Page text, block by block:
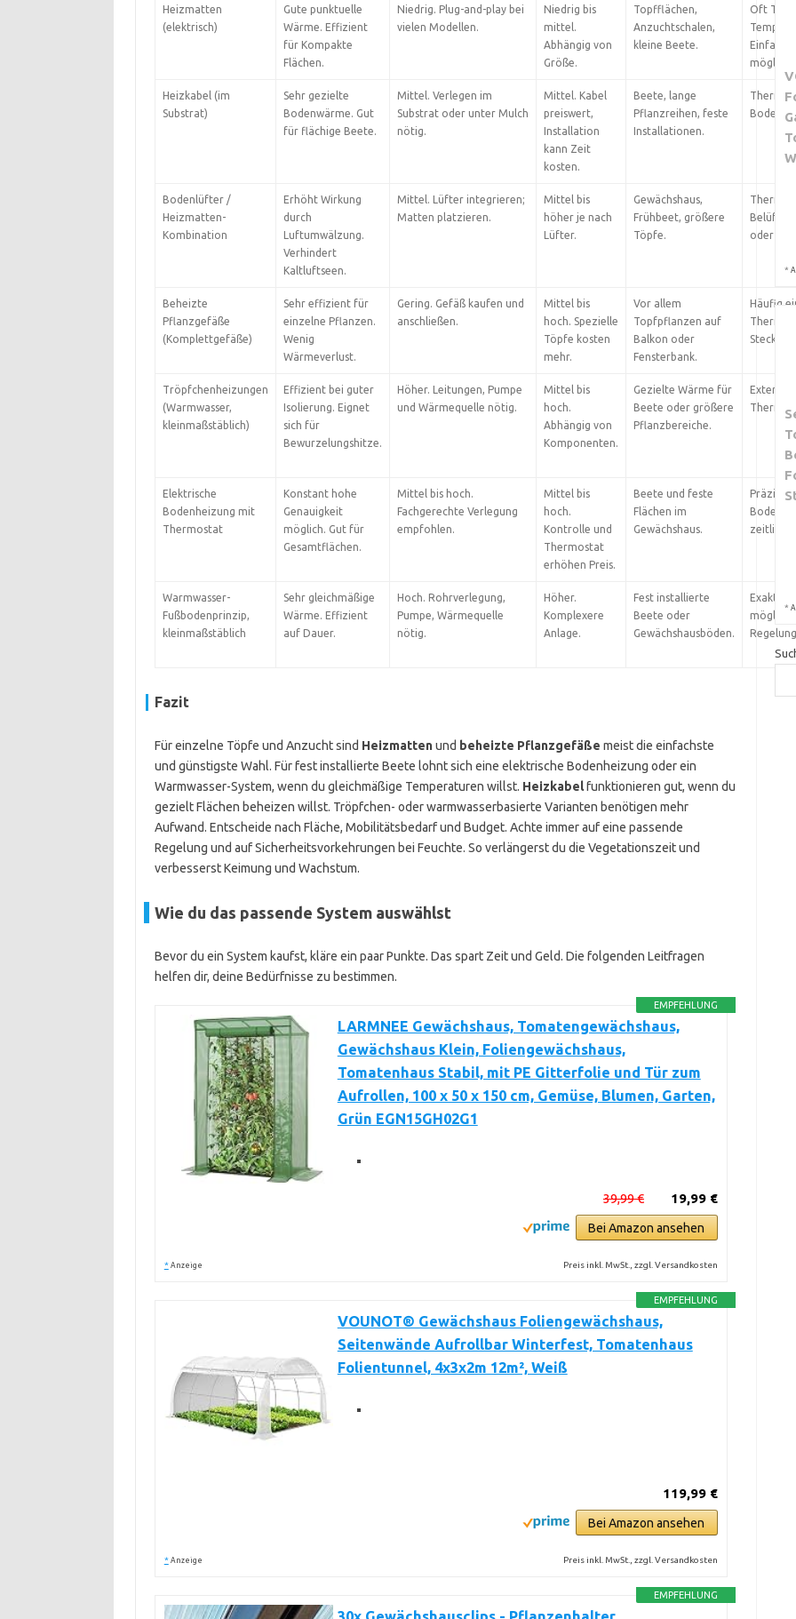
Heizmatten
(elektrisch)
Gute punktuelle
Wärme. Effizient
für Kompakte
Flächen.
Niedrig. Plug-and-play bei
vielen Modellen.
Niedrig bis
mittel.
Abhängig von
Größe.
Topfflächen,
Anzuchtschalen,
kleine Beete.
Oft
Einfache
möglich.
Heizkabel (im
Substrat)
Sehr gezielte
Bodenwärme. Gut
für flächige Beete.
Mittel. Verlegen im
Substrat oder unter Mulch
nötig.
Mittel. Kabel
preiswert,
Installation
kann Zeit
kosten.
Beete, lange
Pflanzreihen, feste
Installationen.
Bodenlüfter /
Heizmatten-
Kombination
Erhöht Wirkung
durch
Luftumwälzung.
Verhindert
Kaltluftseen.
Mittel. Lüfter integrieren;
Matten platzieren.
Mittel bis
höher je nach
Lüfter.
Gewächshaus,
Frühbeet, größere
Töpfe.
oder per
Beheizte
Pflanzgefäße
(Komplettgefäße)
Sehr effizient für
einzelne Pflanzen.
Wenig
Wärmeverlust.
Gering. Gefäß kaufen und
anschließen.
Mittel bis
hoch. Spezielle
Töpfe kosten
mehr.
Vor allem
Topfpflanzen auf
Balkon oder
Fensterbank.
Häufig
Tröpfchenheizungen
(Warmwasser,
kleinmaßstäblich)
Effizient bei guter
Isolierung. Eignet
sich für
Bewurzelungshitze.
Höher. Leitungen, Pumpe
und Wärmequelle nötig.
Mittel bis
hoch.
Abhängig von
Komponenten.
Gezielte Wärme für
Beete oder größere
Pflanzbereiche.
Externe
Elektrische
Bodenheizung mit
Thermostat
Konstant hohe
Genauigkeit
möglich. Gut für
Gesamtflächen.
Mittel bis hoch.
Fachgerechte Verlegung
empfohlen.
Mittel bis
hoch.
Kontrolle und
Thermostat
erhöhen Preis.
Beete und feste
Flächen im
Gewächshaus.
Präzise
zeitlicher
Warmwasser-
Fußbodenprinzip,
kleinmaßstäblich
Sehr gleichmäßige
Wärme. Effizient
auf Dauer.
Hoch. Rohrverlegung,
Pumpe, Wärmequelle
nötig.
Höher.
Komplexere
Anlage.
Fest installierte
Beete oder
Gewächshausböden.
Exakte
möglich.
Fazit
Für einzelne Töpfe und Anzucht sind Heizmattenund beheizte Pflanzgefäße meist die einfachste
und günstigste Wahl. Für fest installierte Beete lohnt sich eine elektrische Bodenheizung oder ein
Warmwasser-System, wenn du gleichmäßige Temperaturen willst. Heizkabelfunktionieren gut, wenn du
gezielt Flächen beheizen willst. Tröpfchen- oder warmwasserbasierte Varianten benötigen mehr
Aufwand. Entscheide nach Fläche, Mobilitätsbedarf und Budget. Achte immer auf eine passende
Regelung und auf Sicherheitsvorkehrungen bei Feuchte. So verlängerst du die Vegetationszeit und
verbesserst Keimung und Wachstum.
Wie du das passende System auswählst
Bevor du ein System kaufst, kläre ein paar Punkte. Das spart Zeit und Geld. Die folgenden Leitfragen
helfen dir, deine Bedürfnisse zu bestimmen.
EMPFEHLUNG
LARMNEE Gewächshaus, Tomatengewächshaus,
Gewächshaus Klein, Foliengewächshaus,
Tomatenhaus Stabil, mit PE Gitterfolie und Tür zum
Aufrollen, 100 x 50 x 150 cm, Gemüse, Blumen, Garten,
Grün EGN15GH02G1
19,99 €
39,99 €
Bei Amazon ansehen
* Anzeige Preis inkl. MwSt., zzgl. Versandkosten
EMPFEHLUNG
VOUNOT® Gewächshaus Foliengewächshaus,
Seitenwände Aufrollbar Winterfest, Tomatenhaus
Folientunnel, 4x3x2m 12m², Weiß
119,99 €
Bei Amazon ansehen
* Anzeige Preis inkl. MwSt., zzgl. Versandkosten
EMPFEHLUNG
*
*